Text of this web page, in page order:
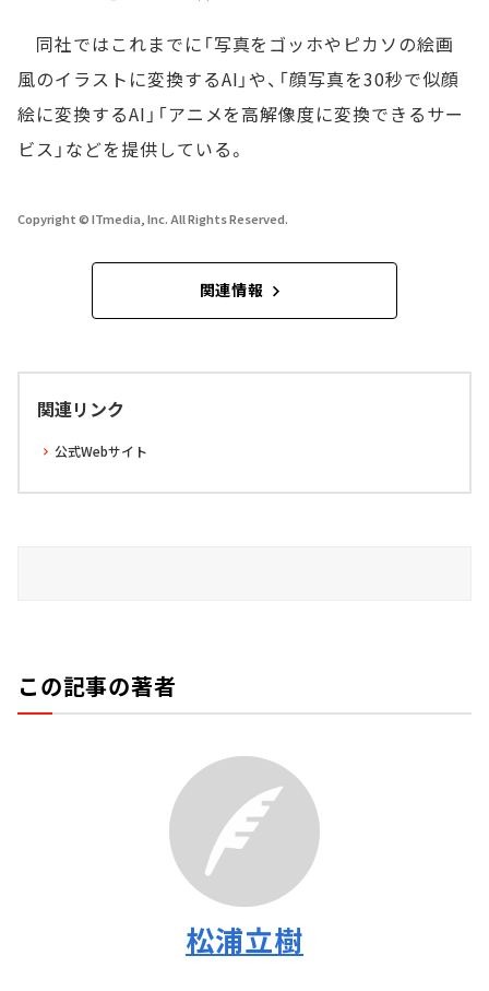
同社ではこれまでに「写真をゴッホやピカソの絵画
風のイラストに変換するAI」や、「顔写真を30秒で似顔
絵に変換するAI」「アニメを高解像度に変換できるサー
ビス」などを提供している。
Copyright © ITmedia, Inc. All Rights Reserved.
関連情報
関連リンク
公式Webサイト
この記事の著者
松浦立樹